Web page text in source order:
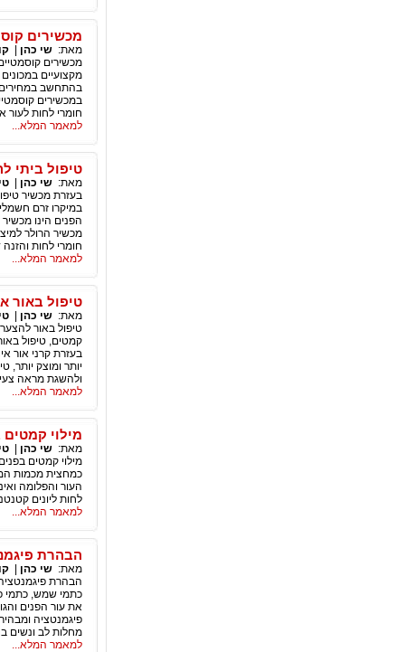
מכשירים
מאת: שי כהן
מכשירים
מקצועיים
בהתחשב במחירים
במכשירים
חומרי לחות לעור
למאמר המלא...
טיפול ביתי
מאת: שי כהן
בעזרת מכשיר
במיקרו זרם
הפנים הינו
מכשיר הרולר
חומרי לחות
למאמר המלא...
טיפול באור
מאת: שי כהן
טיפול באור
קמטים, טיפול
בעזרת קרני אור
יותר ומוצק יותר,
ולהשגת מראה
למאמר המלא...
מילוי קמטים
מאת: שי כהן
מילוי קמטים
כמחצית מכמות
העור והפלומה
לחות ליונים
למאמר המלא...
הבהרת
מאת: שי כהן
הבהרת
כתמי שמש, כתמי
את עור הפנים
פיגמנטציה
מחלות לב ונשים
למאמר המלא...